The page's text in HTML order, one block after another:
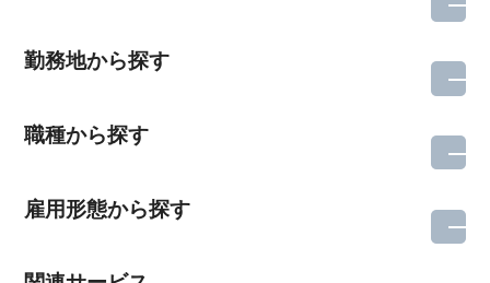
勤務地から探す
職種から探す
雇用形態から探す